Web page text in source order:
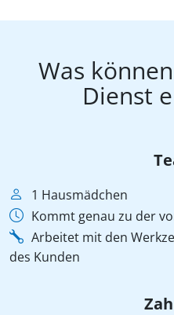
Was
Dienst
1 Hausmädchen
Kommt genau zu der
Arbeitet mit den
des Kunden